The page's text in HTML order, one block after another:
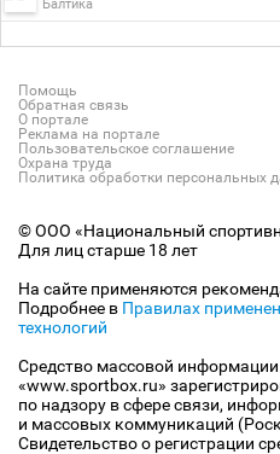
Балтика
Помощь
Обратная связь
О портале
Реклама на портале
Пользовательское соглашение
Охрана труда
Политика обработки персональных
© ООО «Национальный
Для лиц старше 18 лет
На сайте применяются
Подробнее в Правилах
технологий
Средство массовой информации
«www.sportbox.ru»
по надзору в сфере связи,
и массовых коммуникаций
Свидетельство о регистрации